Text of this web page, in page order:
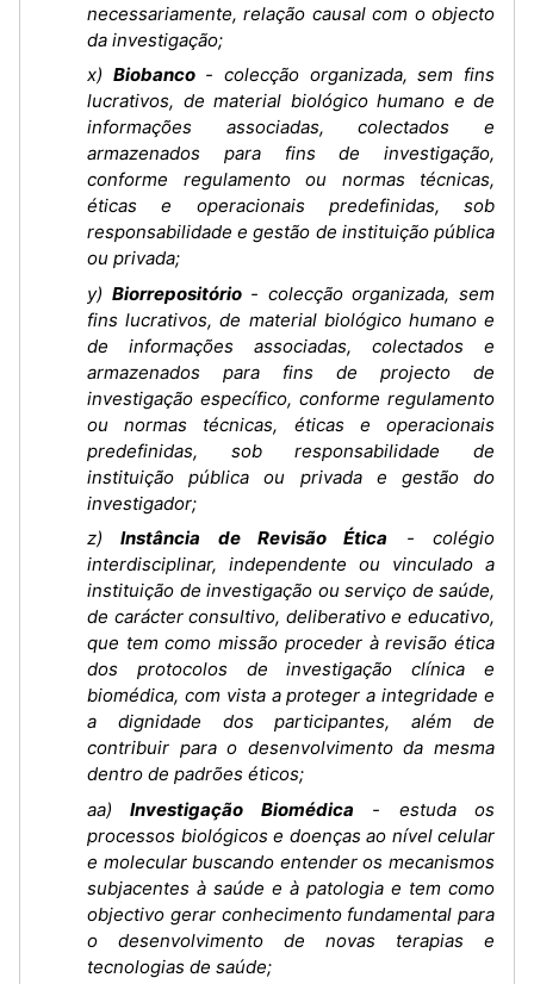
necessariamente, relação causal com o objecto
da investigação;
x) Biobanco- colecção organizada, sem fins
lucrativos, de material biológico humano e de
informações associadas, colectados e
armazenados para fins de investigação,
conforme regulamento ou normas técnicas,
éticas e operacionais predefinidas, sob
responsabilidade e gestão de instituição pública
ou privada;
y) Biorrepositório- colecção organizada, sem
fins lucrativos, de material biológico humano e
de informações associadas, colectados e
armazenados para fins de projecto de
investigação específico, conforme regulamento
ou normas técnicas, éticas e operacionais
predefinidas, sob responsabilidade de
instituição pública ou privada e gestão do
investigador;
z)Instância de Revisão Ética - colégio
interdisciplinar, independente ou vinculado a
instituição de investigação ou serviço de saúde,
de carácter consultivo, deliberativo e educativo,
que tem como missão proceder à revisão ética
dos protocolos de investigação clínica e
biomédica, com vista a proteger a integridade e
a dignidade dos participantes, além de
contribuir para o desenvolvimento da mesma
dentro de padrões éticos;
aa)Investigação Biomédica - estuda os
processos biológicos e doenças ao nível celular
e molecular buscando entender os mecanismos
subjacentes à saúde e à patologia e tem como
objectivo gerar conhecimento fundamental para
o desenvolvimento de novas terapias e
tecnologias de saúde;